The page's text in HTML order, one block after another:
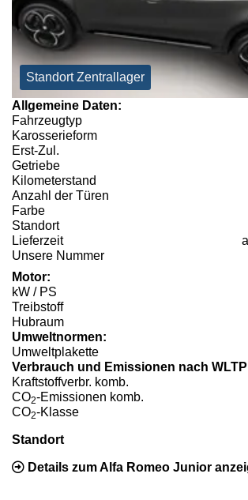
Standort Zentrallager
Allgemeine Daten:
Fahrzeugtyp
Karosserieform
Erst-Zul.
Getriebe
Kilometerstand
Anzahl der Türen
Farbe
Standort
Lieferzeit
Unsere Nummer
Motor:
kW / PS
Treibstoff
Hubraum
Umweltnormen:
Umweltplakette
Verbrauch und Emissionen nach
Kraftstoffverbr. komb.
CO2-Emissionen komb.
CO2-Klasse
Standort
Details zum Alfa Romeo Junior